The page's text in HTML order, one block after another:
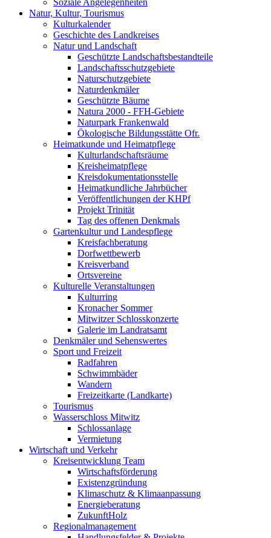
Soziale Angelegenheiten
Natur, Kultur, Tourismus
Kulturkalender
Geschichte des Landkreises
Natur und Landschaft
Geschützte Landschaftsbestandteile
Landschaftsschutzgebiete
Naturschutzgebiete
Naturdenkmäler
Geschützte Bäume
Natura 2000 - FFH-Gebiete
Naturpark Frankenwald
Ökologische Bildungsstätte Ofr.
Heimatkunde und Heimatpflege
Kulturlandschaftsräume
Kreisheimatpflege
Kreisdokumentationsstelle
Heimatkundliche Jahrbücher
Veröffentlichungen der KHPf
Projekt Trinität
Tag des offenen Denkmals
Gartenkultur und Landespflege
Kreisfachberatung
Dorfwettbewerb
Kreisverband
Ortsvereine
Kulturelle Veranstaltungen
Kulturring
Kronacher Sommer
Mitwitzer Schlosskonzerte
Galerie im Landratsamt
Denkmäler und Sehenswertes
Sport und Freizeit
Radfahren
Schwimmbäder
Wandern
Freizeitkarte (Landkarte)
Tourismus
Wasserschloss Mitwitz
Schlossanlage
Vermietung
Wirtschaft und Verkehr
Kreisentwicklung Team
Wirtschaftsförderung
Existenzgründung
Klimaschutz & Klimaanpassung
Energieberatung
ZukunftHolz
Regionalmanagement